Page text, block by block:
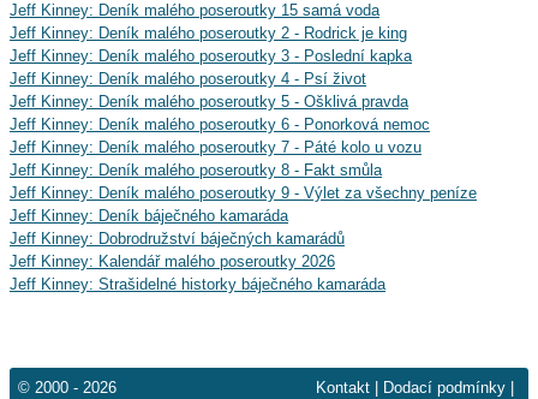
Jeff Kinney: Deník malého poseroutky 15 samá voda
Jeff Kinney: Deník malého poseroutky 2 - Rodrick je king
Jeff Kinney: Deník malého poseroutky 3 - Poslední kapka
Jeff Kinney: Deník malého poseroutky 4 - Psí život
Jeff Kinney: Deník malého poseroutky 5 - Ošklivá pravda
Jeff Kinney: Deník malého poseroutky 6 - Ponorková nemoc
Jeff Kinney: Deník malého poseroutky 7 - Páté kolo u vozu
Jeff Kinney: Deník malého poseroutky 8 - Fakt smůla
Jeff Kinney: Deník malého poseroutky 9 - Výlet za všechny peníze
Jeff Kinney: Deník báječného kamaráda
Jeff Kinney: Dobrodružství báječných kamarádů
Jeff Kinney: Kalendář malého poseroutky 2026
Jeff Kinney: Strašidelné historky báječného kamaráda
© 2000 - 2026 Kontakt Dodací podmínky